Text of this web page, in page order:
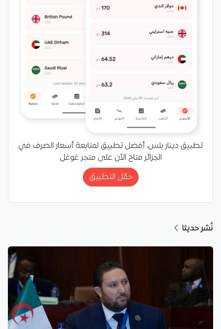
تطبيق دينار بلس، أفضل تطبيق لمتابعة أسعار الصرف في
الجزائر متاح الآن على متجر غوغل
حمّل التطبيق
نُشر حديثا